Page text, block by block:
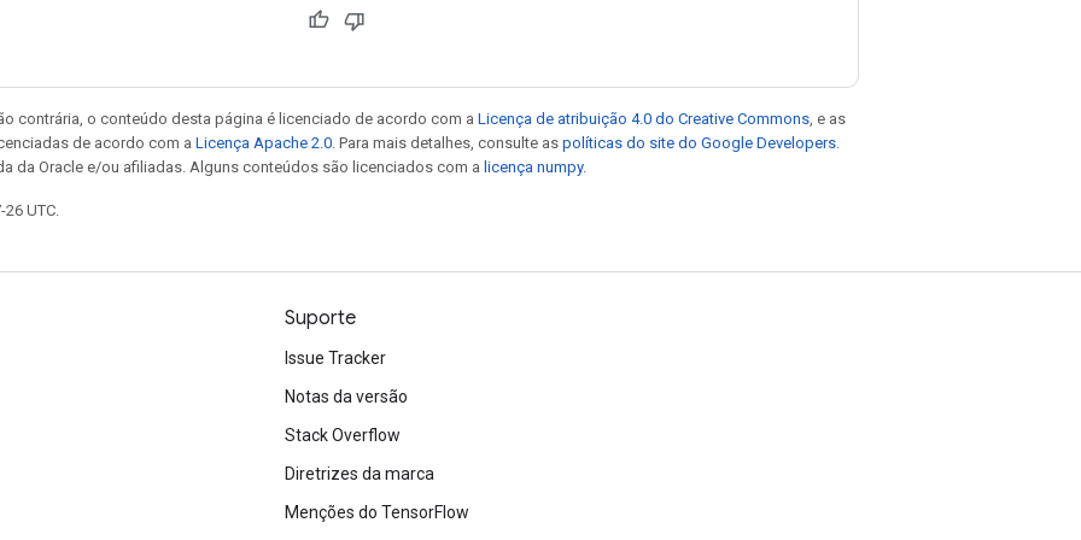
contrária, o conteúdo desta página é licenciado de acordo com a Licença de atribuição 4.0 do Creative Commons , e as
de acordo com a Licença Apache 2.0 . Para mais detalhes, consulte as políticas do site do Google Developers
da Oracle e/ou afiliadas. Alguns conteúdos são licenciados com a licença numpy.
UTC.
Suporte
Issue Tracker
Notas da versão
Stack Overflow
Diretrizes da marca
Menções do TensorFlow